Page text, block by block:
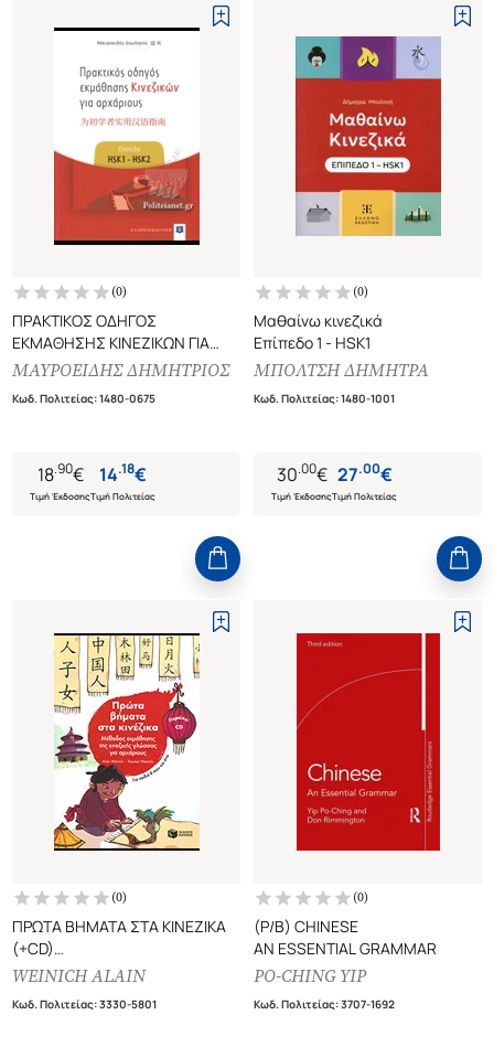
(0)
ΠΡΑΚΤΙΚΟΣ ΟΔΗΓΟΣ
ΕΚΜΑΘΗΣΗΣ ΚΙΝΕΖΙΚΩΝ ΓΙΑ
ΑΡΧΑΡΙΟΥΣ
ΜΑΥΡΟΕΙΔΗΣ ΔΗΜΗΤΡΙΟΣ
Κωδ. Πολιτείας:1480-0675
18.90€
Τιμή Έκδοσης
14.18€
Τιμή Πολιτείας
(0)
Μαθαίνω κινεζικά
Επίπεδο 1 - HSK1
ΜΠΟΛΤΣΗ ΔΗΜΗΤΡΑ
Κωδ. Πολιτείας:1480-1001
30.00€
Τιμή Έκδοσης
27.00€
Τιμή Πολιτείας
(0)
ΠΡΩΤΑ ΒΗΜΑΤΑ ΣΤΑ ΚΙΝΕΖΙΚΑ
(+CD)
ΜΕΘΟΔΟΣ ΕΚΜΑΘΗΣΗΣ ΤΗΣ
ΑΡΧΑΡΙΟΥΣ
WEINICH ALAIN
Κωδ. Πολιτείας:3330-5801
(0)
(P/B) CHINESE
AN ESSENTIAL GRAMMAR
PO-CHING YIP
Κωδ. Πολιτείας:3707-1692